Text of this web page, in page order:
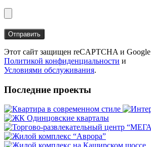
Этот сайт защищен reCAPTCHA и Google
Политикой конфиденциальности и
Условиями обслуживания.
Последние проекты